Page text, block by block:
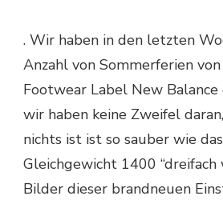
1400
WHITE”
SO
SAUBER
WIE
DAS
. Wir haben in den letzten
Anzahl von Sommerferien
Footwear Label New Balance
wir haben keine Zweifel
nichts ist ist so sauber wie
Gleichgewicht 1400 “dreifach
Bilder dieser brandneuen